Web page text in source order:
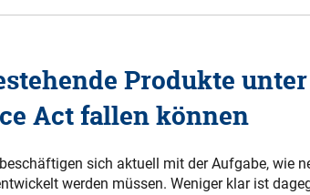
Produkte
Act fallen können
sich aktuell mit der Aufgabe, wie
werden müssen. Weniger klar ist